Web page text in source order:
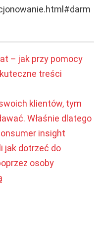
– jak przy pomocy
treści
klientów, tym
Właśnie dlatego
insight
jak dotrzeć do
osoby